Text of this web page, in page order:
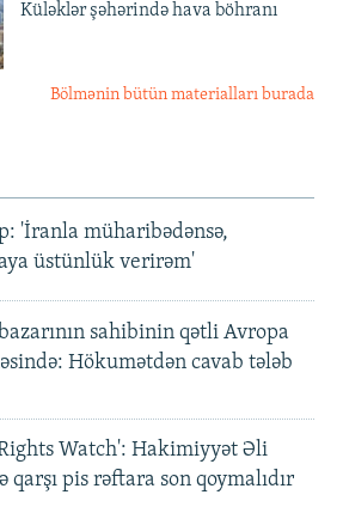
Küləklər şəhərində hava böhranı
Bölmənin bütün materialları burada
'İranla müharibədənsə,
üstünlük verirəm'
sahibinin qətli Avropa
Hökumətdən cavab tələb
Watch': Hakimiyyət Əli
qarşı pis rəftara son qoymalıdır